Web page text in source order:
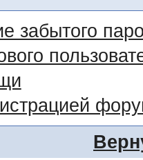
забытого